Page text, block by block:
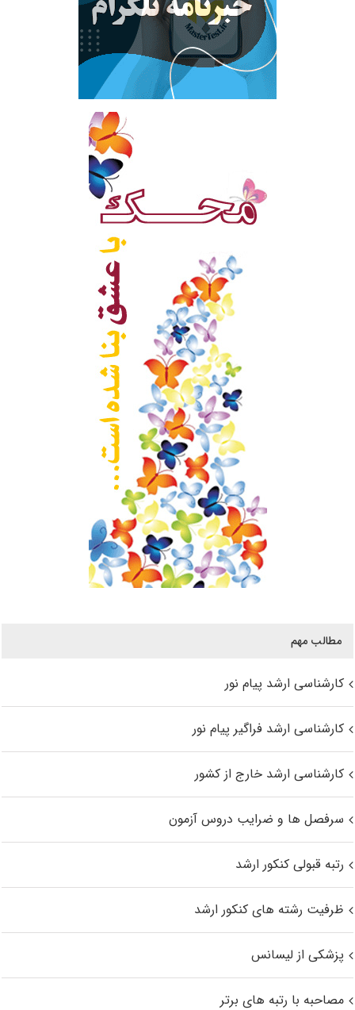
مطالب مهم
کارشناسی ارشد پیام نور
کارشناسی ارشد فراگیر پیام نور
کارشناسی ارشد خارج از کشور
سرفصل ها و ضرایب دروس آزمون
رتبه قبولی کنکور ارشد
ظرفیت رشته های کنکور ارشد
پزشکی از لیسانس
مصاحبه با رتبه های برتر